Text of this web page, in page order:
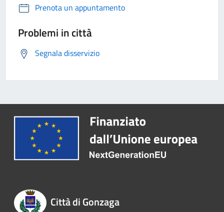
Prenota un appuntamento
Problemi in città
Segnala disservizio
Città di Gonzaga